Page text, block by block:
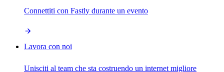
Connettiti con Fastly durante un evento
Lavora con noi
Unisciti al team che sta costruendo un internet migliore